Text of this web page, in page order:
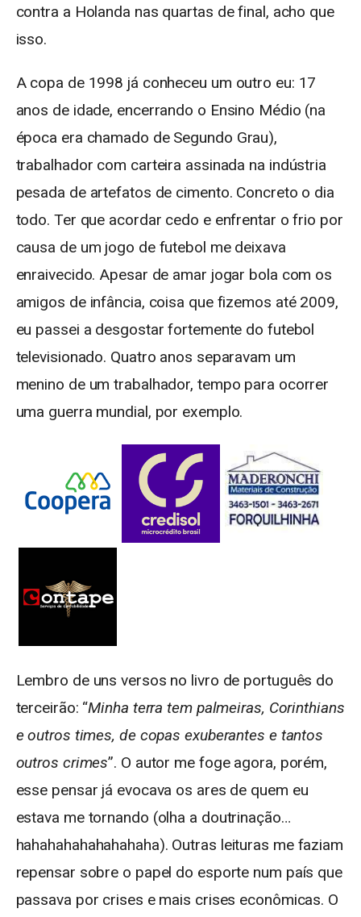
contra a Holanda nas quartas de final, acho que
isso.
A copa de 1998 já conheceu um outro eu: 17
anos de idade, encerrando o Ensino Médio (na
época era chamado de Segundo Grau),
trabalhador com carteira assinada na indústria
pesada de artefatos de cimento. Concreto o dia
todo. Ter que acordar cedo e enfrentar o frio por
causa de um jogo de futebol me deixava
enraivecido. Apesar de amar jogar bola com os
amigos de infância, coisa que fizemos até 2009,
eu passei a desgostar fortemente do futebol
televisionado. Quatro anos separavam um
menino de um trabalhador, tempo para ocorrer
uma guerra mundial, por exemplo.
Lembro de uns versos no livro de português do
terceirão: “Minha terra tem palmeiras, Corinthians
e outros times, de copas exuberantes e tantos
outros crimes”. O autor me foge agora, porém,
esse pensar já evocava os ares de quem eu
estava me tornando (olha a doutrinação…
hahahahahahahahaha). Outras leituras me faziam
repensar sobre o papel do esporte num país que
passava por crises e mais crises econômicas. O